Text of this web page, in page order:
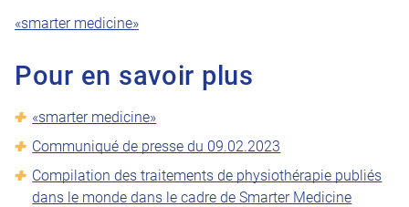
«smarter medicine»
Pour en savoir plus
«smarter medicine»
Communiqué de presse du 09.02.2023
Compilation des traitements de physiothérapie publiés
dans le monde dans le cadre de Smarter Medicine